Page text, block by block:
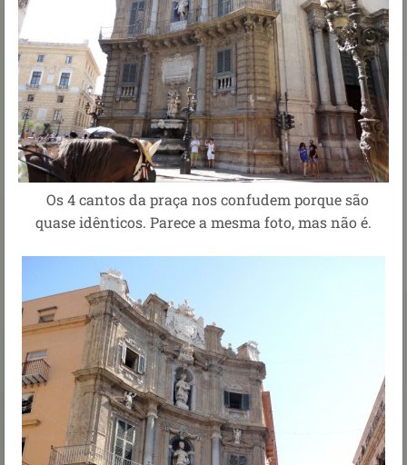
Os 4 cantos da praça nos confudem porque são
quase idênticos. Parece a mesma foto, mas não é.